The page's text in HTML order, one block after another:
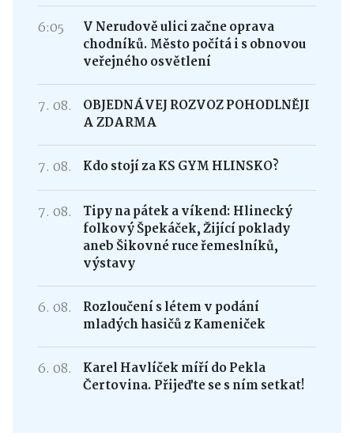
6:05
V Nerudově ulici začne oprava
chodníků. Město počítá i s obnovou
veřejného osvětlení
7. 08.
OBJEDNÁVEJ ROZVOZ POHODLNĚJI
A ZDARMA
7. 08. Kdo stojí za KS GYM HLINSKO?
7. 08.
Tipy na pátek a víkend: Hlinecký
folkový Špekáček, Žijící poklady
aneb Šikovné ruce řemeslníků,
výstavy
6. 08.
Rozloučení s létem v podání
mladých hasičů z Kameniček
6. 08.
Karel Havlíček míří do Pekla
Čertovina. Přijeďte se s ním setkat!